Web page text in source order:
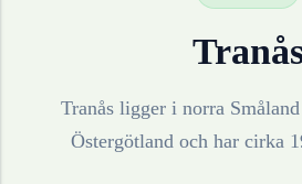
Tranås ligger i norra
Östergötland och har cirka